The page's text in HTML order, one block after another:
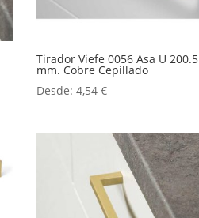
Tirador Viefe 0056 Asa U 200.5
mm. Cobre Cepillado
Desde:4,54€